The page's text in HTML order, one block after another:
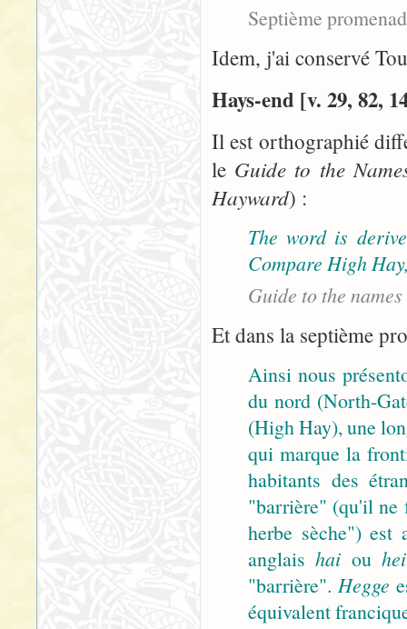
Septième
Idem, j'ai conservé
Hays-end [v. 29, 82,
Il est orthographié
le Guide to the
Hayward) :
The word is
Compare High
Guide to the names
Et dans la septième
Ainsi nous
du nord (North-
(High Hay), une
qui marque la
habitants des
"barrière" (qu'il ne
herbe sèche")
anglaishai ouhei
"barrière". Hegge
équivalent